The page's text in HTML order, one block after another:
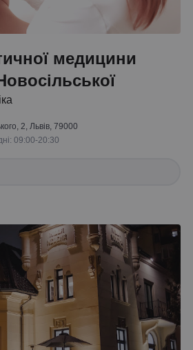
медицини
2, Львів, 79000
09:00-20:30